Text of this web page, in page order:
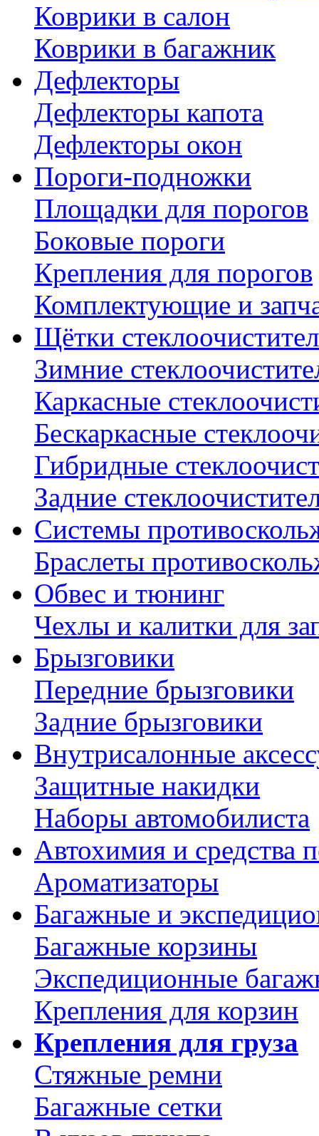
Коврики в салон
Коврики в багажник
Дефлекторы
Дефлекторы капота
Дефлекторы окон
Пороги-подножки
Площадки для порогов
Боковые пороги
Крепления для порогов
Комплектующие и
Щётки
Зимние
Каркасные
Бескаркасные
Гибридные
Задние
Системы
Браслеты
Обвес и тюнинг
Чехлы и калитки для
Брызговики
Передние брызговики
Задние брызговики
Внутрисалонные
Защитные накидки
Наборы автомобилиста
Автохимия и средства
Ароматизаторы
Багажные и
Багажные корзины
Экспедиционные
Крепления для корзин
Крепления для груза
Стяжные ремни
Багажные сетки